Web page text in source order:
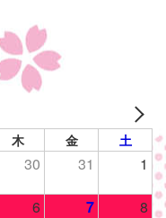
木 金 土
30 31 1
6 7 8